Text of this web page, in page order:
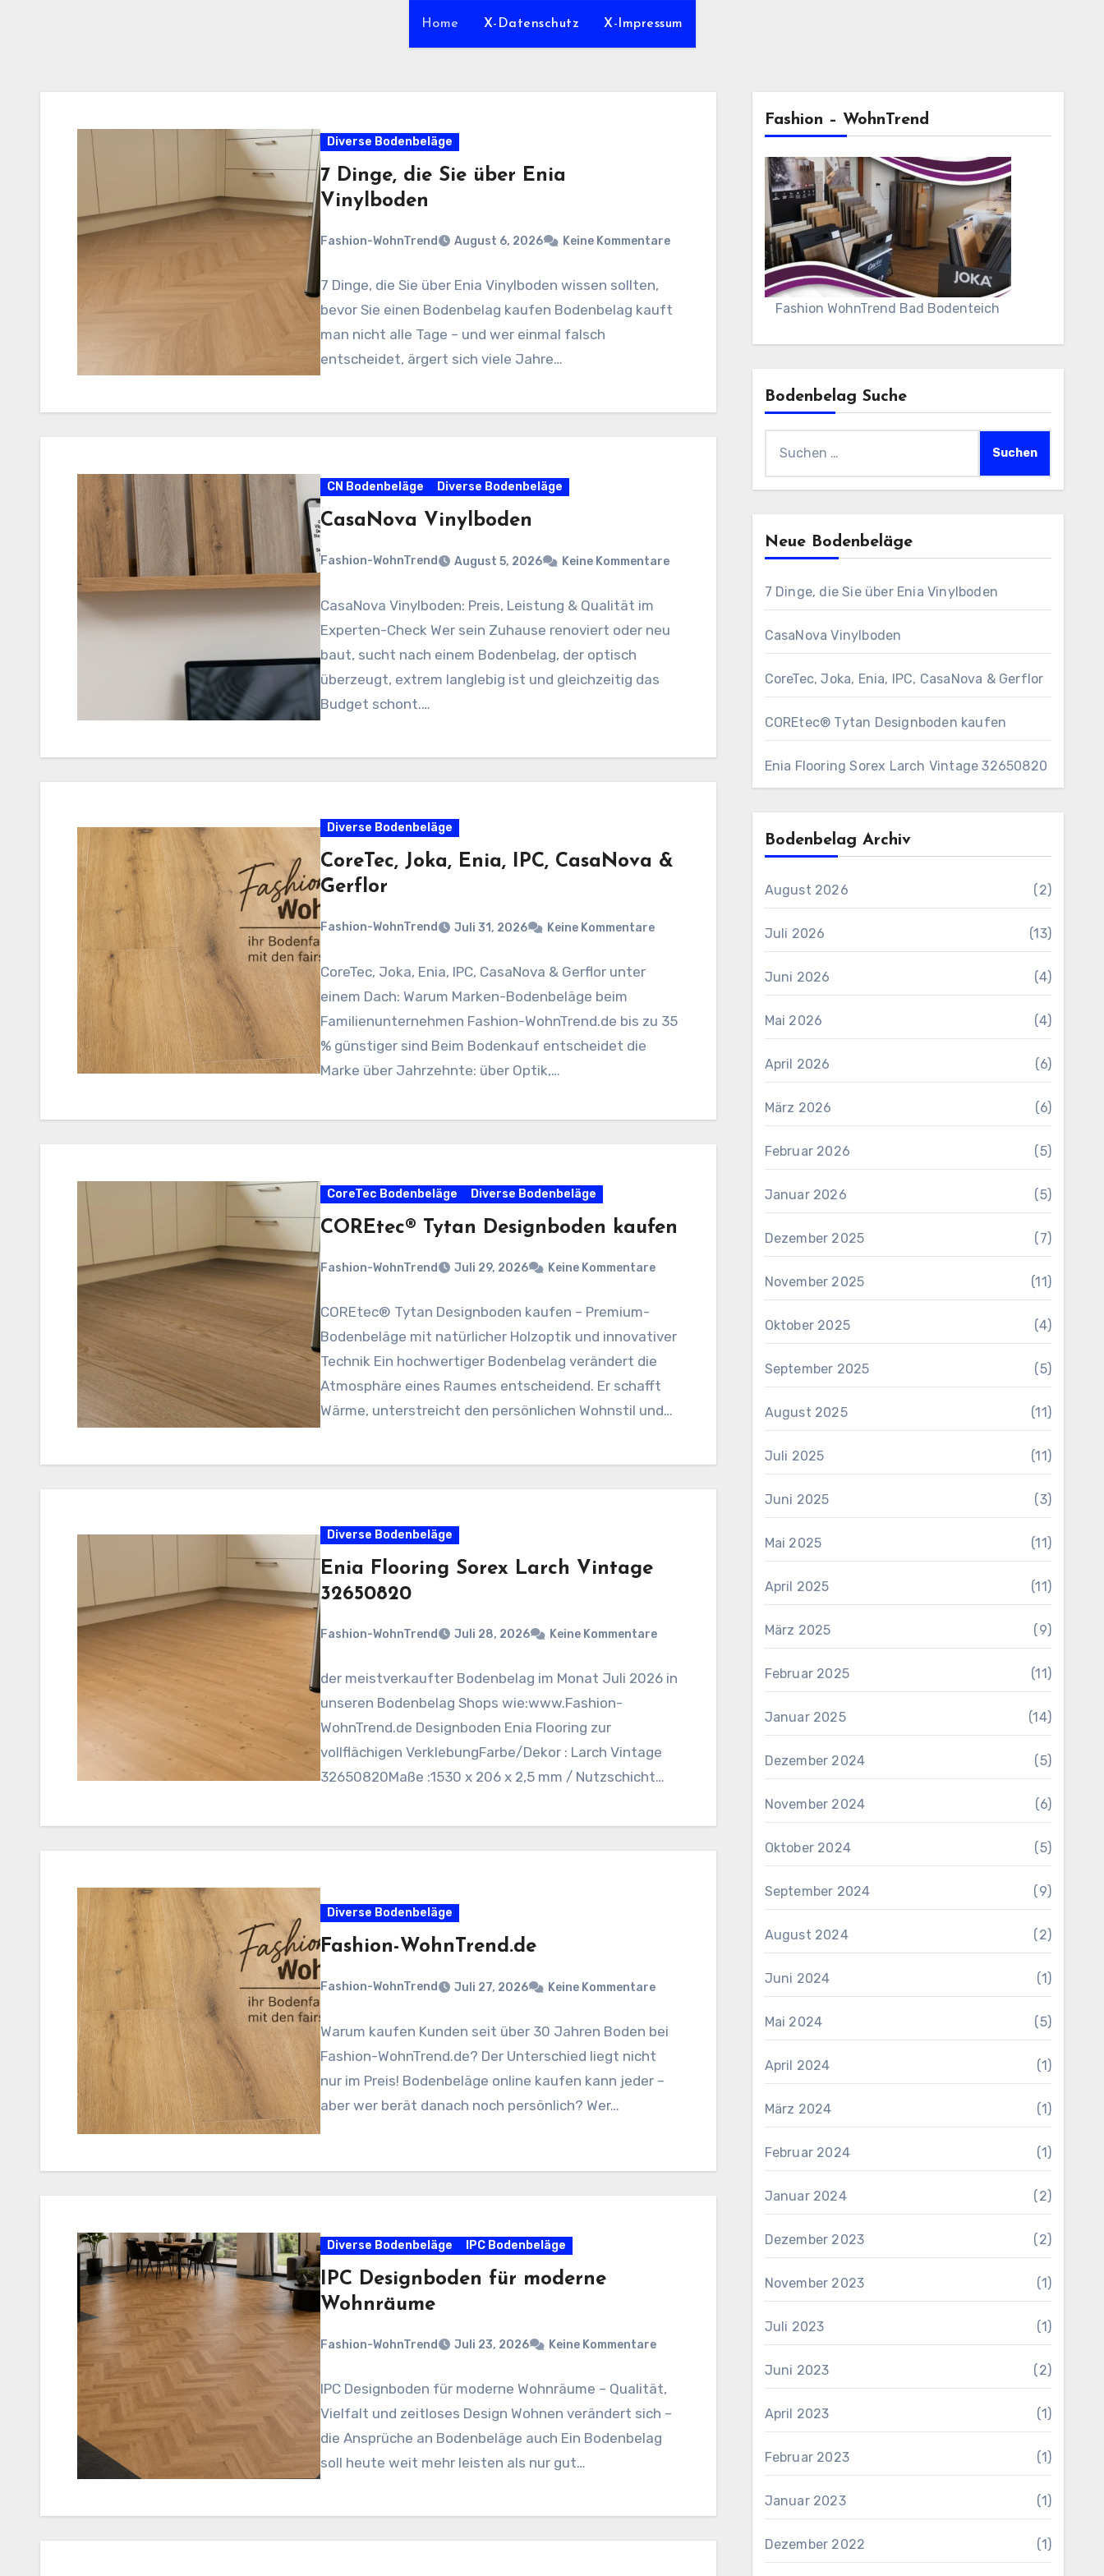
Home X-Datenschutz X-Impressum
Diverse Bodenbeläge
7 Dinge, die Sie über Enia
Vinylboden
Fashion-WohnTrend August 6, 2026 Keine Kommentare
7 Dinge, die Sie über Enia Vinylboden wissen sollten,
bevor Sie einen Bodenbelag kaufen Bodenbelag kauft
man nicht alle Tage – und wer einmal falsch
entscheidet, ärgert sich viele Jahre…
CN Bodenbeläge Diverse Bodenbeläge
CasaNova Vinylboden
Fashion-WohnTrend August 5, 2026 Keine Kommentare
CasaNova Vinylboden: Preis, Leistung & Qualität im
Experten-Check Wer sein Zuhause renoviert oder neu
baut, sucht nach einem Bodenbelag, der optisch
überzeugt, extrem langlebig ist und gleichzeitig das
Budget schont.…
Diverse Bodenbeläge
CoreTec, Joka, Enia, IPC, CasaNova &
Gerflor
Fashion-WohnTrend Juli 31, 2026 Keine Kommentare
CoreTec, Joka, Enia, IPC, CasaNova & Gerflor unter
einem Dach: Warum Marken-Bodenbeläge beim
Familienunternehmen Fashion-WohnTrend.de bis zu 35
% günstiger sind Beim Bodenkauf entscheidet die
Marke über Jahrzehnte: über Optik,…
CoreTec Bodenbeläge Diverse Bodenbeläge
COREtec® Tytan Designboden kaufen
Fashion-WohnTrend Juli 29, 2026 Keine Kommentare
COREtec® Tytan Designboden kaufen – Premium-
Bodenbeläge mit natürlicher Holzoptik und innovativer
Technik Ein hochwertiger Bodenbelag verändert die
Atmosphäre eines Raumes entscheidend. Er schafft
Wärme, unterstreicht den persönlichen Wohnstil und
Diverse Bodenbeläge
Enia Flooring Sorex ​Larch Vintage
32650820
Fashion-WohnTrend Juli 28, 2026 Keine Kommentare
der meistverkaufter Bodenbelag im Monat Juli 2026 in
unseren Bodenbelag Shops wie:www.Fashion-
WohnTrend.de Designboden Enia Flooring zur
vollflächigen VerklebungFarbe/Dekor : ​Larch Vintage
32650820Maße :1530 x 206 x 2,5 mm / Nutzschicht…
Diverse Bodenbeläge
Fashion-WohnTrend.de
Fashion-WohnTrend Juli 27, 2026 Keine Kommentare
Warum kaufen Kunden seit über 30 Jahren Boden bei
Fashion-WohnTrend.de? Der Unterschied liegt nicht
nur im Preis! Bodenbeläge online kaufen kann jeder –
aber wer berät danach noch persönlich? Wer…
Diverse Bodenbeläge IPC Bodenbeläge
IPC Designboden für moderne
Wohnräume
Fashion-WohnTrend Juli 23, 2026 Keine Kommentare
IPC Designboden für moderne Wohnräume – Qualität,
Vielfalt und zeitloses Design Wohnen verändert sich –
die Ansprüche an Bodenbeläge auch Ein Bodenbelag
soll heute weit mehr leisten als nur gut…
Fashion – WohnTrend
Fashion WohnTrend Bad Bodenteich
Bodenbelag Suche
nach:
Neue Bodenbeläge
7 Dinge, die Sie über Enia Vinylboden
CasaNova Vinylboden
CoreTec, Joka, Enia, IPC, CasaNova & Gerflor
COREtec® Tytan Designboden kaufen
Enia Flooring Sorex ​Larch Vintage 32650820
Bodenbelag Archiv
August 2026 (2)
Juli 2026 (13)
Juni 2026 (4)
Mai 2026 (4)
April 2026 (6)
März 2026 (6)
Februar 2026 (5)
Januar 2026 (5)
Dezember 2025 (7)
November 2025 (11)
Oktober 2025 (4)
September 2025 (5)
August 2025 (11)
Juli 2025 (11)
Juni 2025 (3)
Mai 2025 (11)
April 2025 (11)
März 2025 (9)
Februar 2025 (11)
Januar 2025 (14)
Dezember 2024 (5)
November 2024 (6)
Oktober 2024 (5)
September 2024 (9)
August 2024 (2)
Juni 2024 (1)
Mai 2024 (5)
April 2024 (1)
März 2024 (1)
Februar 2024 (1)
Januar 2024 (2)
Dezember 2023 (2)
November 2023 (1)
Juli 2023 (1)
Juni 2023 (2)
April 2023 (1)
Februar 2023 (1)
Januar 2023 (1)
Dezember 2022 (1)